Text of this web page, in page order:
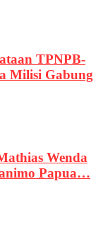
TPNPB-
Milisi Gabung
Wenda
Papua…